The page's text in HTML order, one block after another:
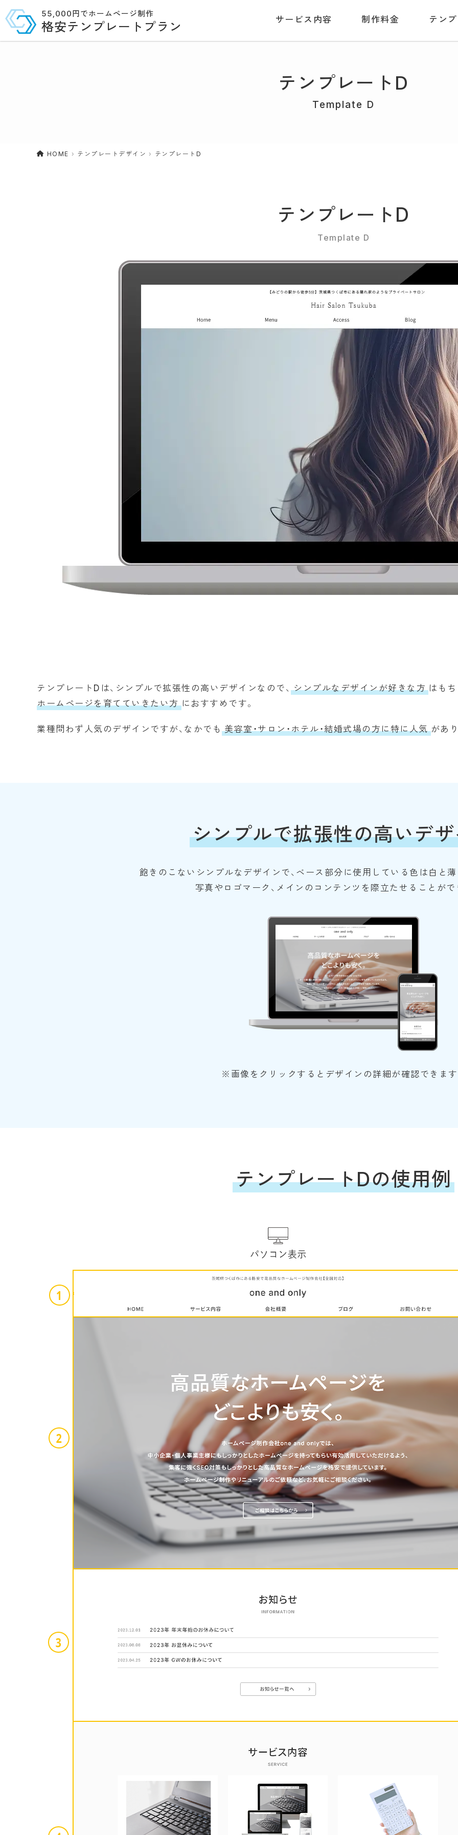
55,000円でホームページ制作
格安テンプレートプラン サービス内容 制作料金 テン
テンプレートD
Template D
HOME テンプレートデザイン テンプレートD
テンプレートD
Template D
テンプレートDは、シンプルで拡張性の高いデザインなので、 シンプルなデザインが好きな方 はもち
ホームページを育てていきたい方 におすすめです。
業種問わず人気のデザインですが、なかでも 美容室・サロン・ホテル・結婚式場の方に特に人気 があ
シンプルで拡張性の高いデ
飽きのこないシンプルなデザインで、ベース部分に使用している色は白と
写真やロゴマーク、メインのコンテンツを際立たせることがで
※画像をクリックするとデザインの詳細が確認できます
テンプレートDの使用例